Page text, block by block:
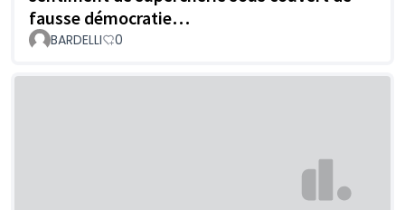
fausse démocratie…
BARDELLI 0